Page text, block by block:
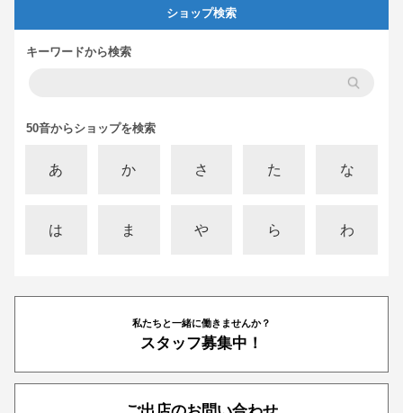
ショップ検索
キーワードから検索
50音からショップを検索
あ か さ た な
は ま や ら わ
私たちと一緒に働きませんか？
スタッフ募集中！